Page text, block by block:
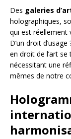
Des galeries
holographiques,
qui est réellement
D’un droit d’usage
en droit de l’art
nécessitant une
mêmes de notre